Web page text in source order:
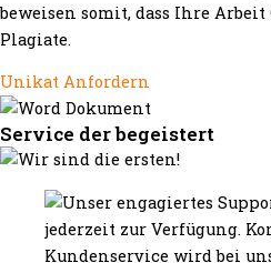
beweisen somit, dass Ihre
Plagiate.
Unikat Anfordern
Service der begeistert